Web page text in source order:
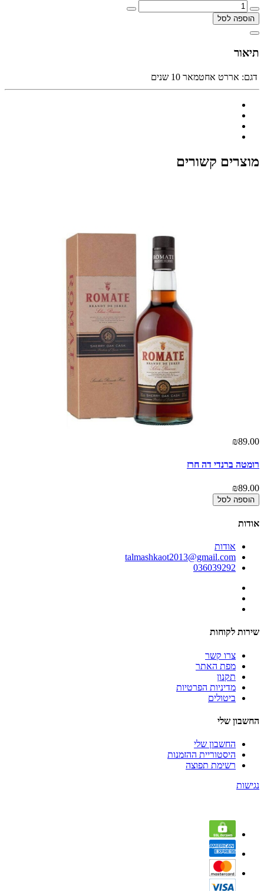
הוספה לסל
תיאור
דגם: אררט אחטמאר 10 שנים
מוצרים קשורים
₪89.00
רומטה ברנדי דה חרז
₪89.00
הוספה לסל
אודות
אודות
talmashkaot2013@gmail.com
036039292
שירות לקוחות
צרו קשר
מפת האתר
תקנון
מדיניות הפרטיות
ביטולים
החשבון שלי
החשבון שלי
היסטוריית ההזמנות
רשימת תפוצה
נגישות